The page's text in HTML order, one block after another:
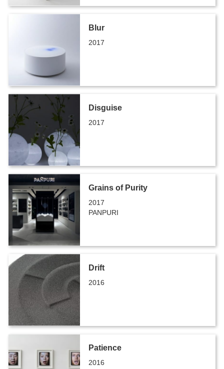
Blur
2017
Disguise
2017
Grains of Purity
2017
PANPURI
Drift
2016
Patience
2016